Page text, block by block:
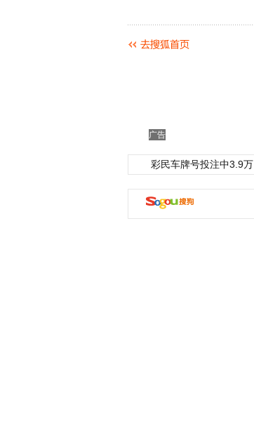
广告
彩民车牌号投注中3.9万